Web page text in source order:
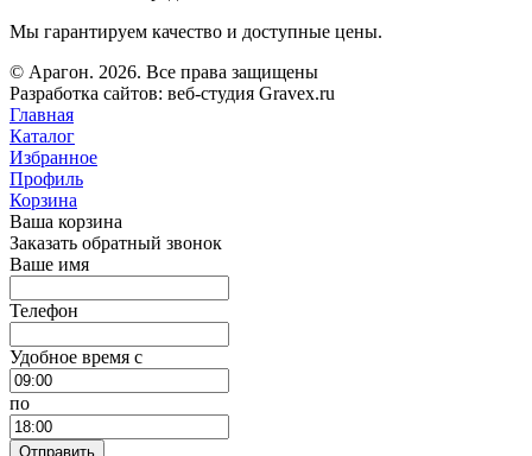
Мы гарантируем качество и доступные цены.
© Арагон. 2026. Все права защищены
Разработка сайтов: веб-студия Gravex.ru
Главная
Каталог
Избранное
Профиль
Корзина
Ваша корзина
Заказать обратный звонок
Ваше имя
Телефон
Удобное время c
по
Отправить